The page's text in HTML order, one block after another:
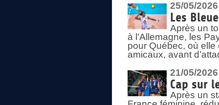
25/05/2026
Les
Après un
à l’Allemagne, les
pour Québec, où
amicaux, avant
21/05/2026
Cap sur
Après un